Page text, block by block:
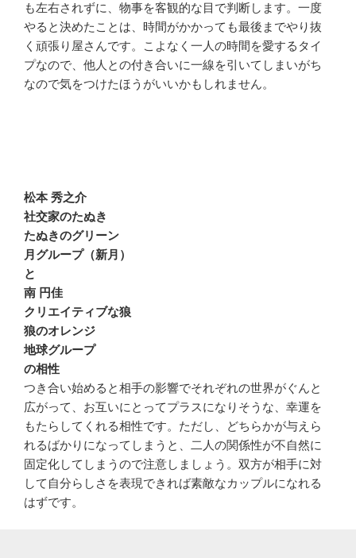
も左右されずに、物事を客観的な目で判断します。一度
やると決めたことは、時間がかかっても最後までやり抜
く頑張り屋さんです。こよなく一人の時間を愛するタイ
プなので、他人との付き合いに一線を引いてしまいがち
なので気をつけたほうがいいかもしれません。
松本 秀之介
社交家のたぬき
たぬきのグリーン
月グループ（新月）
と
南 円佳
クリエイティブな狼
狼のオレンジ
地球グループ
の相性
つき合い始めると相手の影響でそれぞれの世界がぐんと
広がって、お互いにとってプラスになりそうな、幸運を
もたらしてくれる相性です。ただし、どちらかが与えら
れるばかりになってしまうと、二人の関係性が不自然に
固定化してしまうので注意しましょう。双方が相手に対
して自分らしさを表現できれば素敵なカップルになれる
はずです。